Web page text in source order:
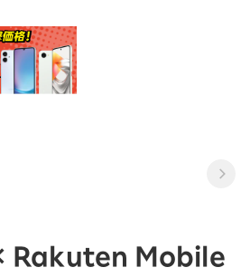
Rakuten Mobile